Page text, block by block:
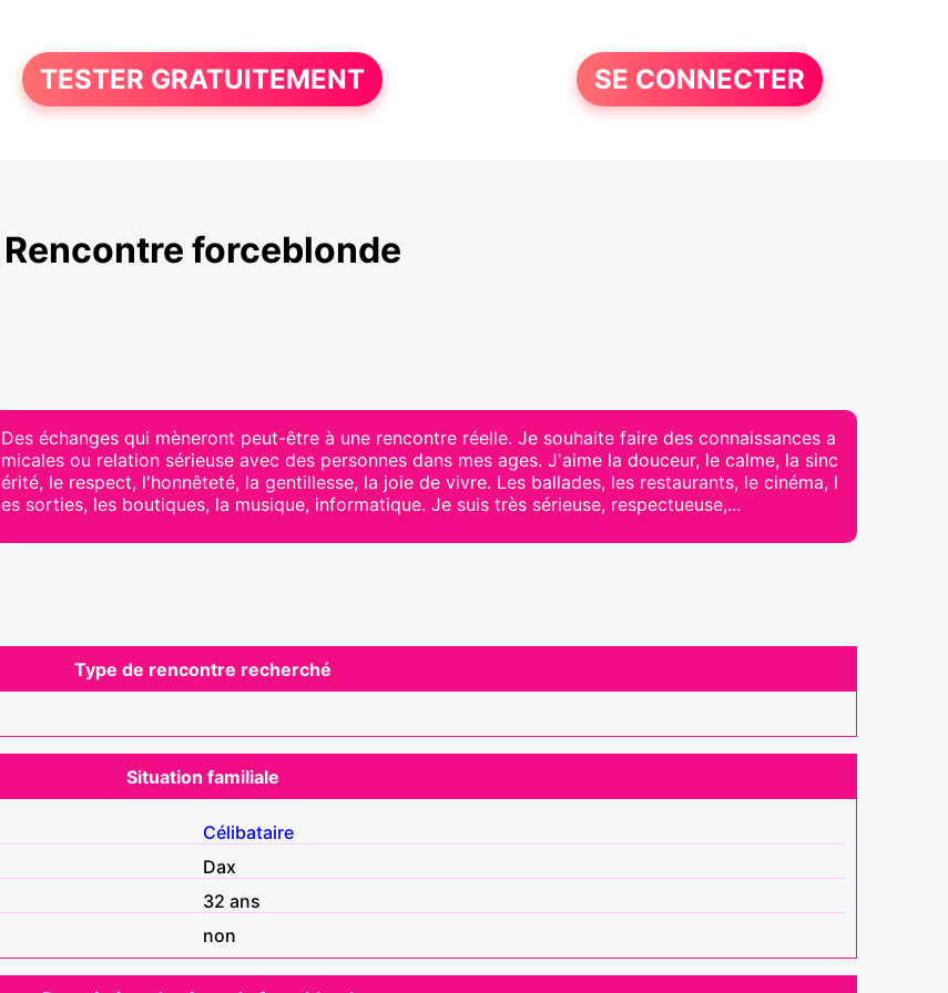
TESTER GRATUITEMENT SE CONNECTER
Rencontre forceblonde
Des échanges qui mèneront peut-être à une rencontre réelle. Je souhaite faire des connaissances a
micales ou relation sérieuse avec des personnes dans mes ages. J'aime la douceur, le calme, la sinc
érité, le respect, l'honnêteté, la gentillesse, la joie de vivre. Les ballades, les restaurants, le cinéma, l
es sorties, les boutiques, la musique, informatique. Je suis très sérieuse, respectueuse,...
Type de rencontre recherché
Situation familiale
Célibataire
Dax
32 ans
non